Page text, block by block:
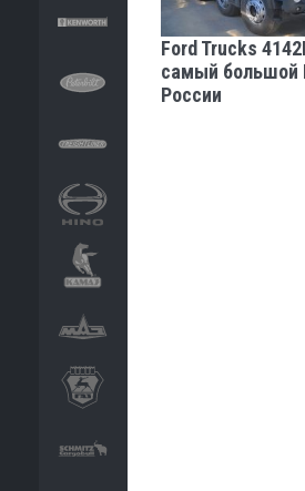
Ford Trucks
самый большой
России